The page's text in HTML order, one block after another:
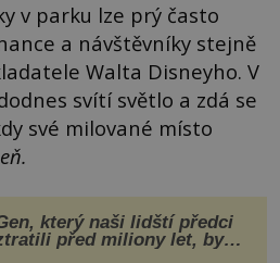
v parku lze prý často
a návštěvníky stejně
Walta Disneyho. V
svítí světlo a zdá se
své milované místo
který naši lidští předci
před miliony let, by
pomoci s léčbou